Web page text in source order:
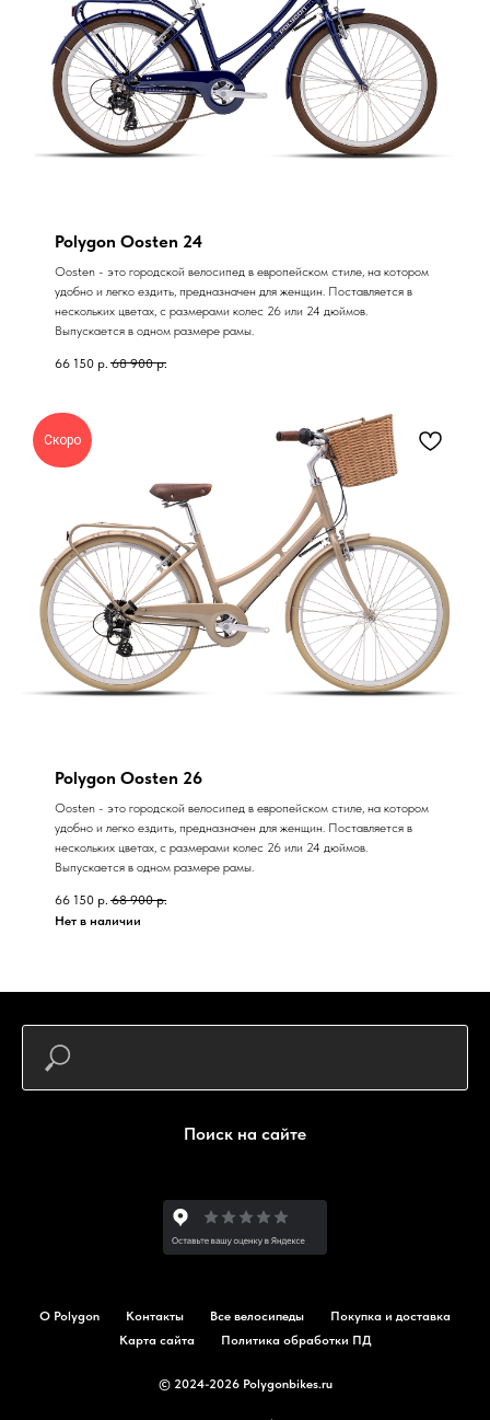
Polygon Oosten 24
Oosten - это городской велосипед в европейском стиле, на котором
удобно и легко ездить, предназначен для женщин. Поставляется в
нескольких цветах, с размерами колес 26 или 24 дюймов.
Выпускается в одном размере рамы.
66 150 р. 68 900 р.
Скоро
Polygon Oosten 26
Oosten - это городской велосипед в европейском стиле, на котором
удобно и легко ездить, предназначен для женщин. Поставляется в
нескольких цветах, с размерами колес 26 или 24 дюймов.
Выпускается в одном размере рамы.
66 150 р. 68 900 р.
Нет в наличии
Поиск на сайте
О Polygon Контакты Все велосипеды
Покупка и доставка
Карта сайта
Политика обработки ПД
© 2024-2026 Polygonbikes.ru